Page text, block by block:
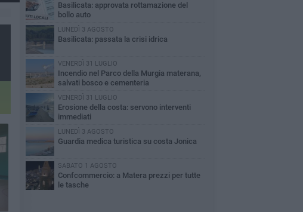
Basilicata: approvata rottamazione del
bollo auto
LUNEDÌ 3 AGOSTO
Basilicata: passata la crisi idrica
VENERDÌ 31 LUGLIO
Incendio nel Parco della Murgia materana,
salvati bosco e cementeria
VENERDÌ 31 LUGLIO
Erosione della costa: servono interventi
immediati
LUNEDÌ 3 AGOSTO
Guardia medica turistica su costa Jonica
SABATO 1 AGOSTO
Confcommercio: a Matera prezzi per tutte
le tasche